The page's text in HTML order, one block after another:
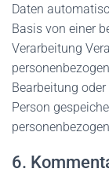
Daten
Basis von einer
Verarbeitung
Bearbeitung
Person
6.